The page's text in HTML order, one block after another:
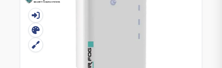
Gesamtverneblungsvolumen: 9000 m³ Maximale
Auslösezeit: 200 Sekunden Tankvolumen: 5000 ml (nicht
enthalten) Montage: Nur Wandmontage Nebeldüse:
verstellbar (sabotageüberwacht) Spannungsversorgung:
230 V Durchschnittlicher Stromverbrauch: 80 W
Aufheizzeit: 300 Minuten Notstromversorgung: 12 V / 7,2
Ah (nicht im Lieferumfang enthalten) Eingänge: 4